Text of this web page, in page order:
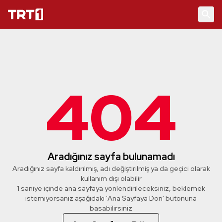
404
Aradığınız sayfa bulunamadı
Aradığınız sayfa kaldırılmış, adı değiştirilmiş ya da geçici olarak
kullanım dışı olabilir
1 saniye içinde ana sayfaya yönlendirileceksiniz, beklemek
istemiyorsanız aşağıdaki 'Ana Sayfaya Dön' butonuna
basabilirsiniz